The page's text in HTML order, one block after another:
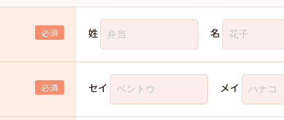
姓 名
セイ メイ